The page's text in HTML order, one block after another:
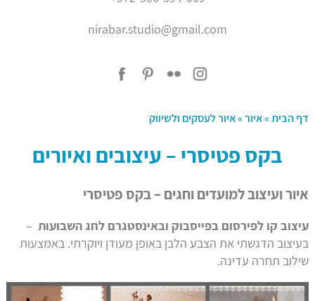
נירה בר
איור
צור קשר
'???? ?????'
nirabar.studio@gmail.com
דף הבית»איור»איור לעסקים ולשיווק
בקס פטיסרי – עיצובים ואיורים
איור ועיצוב למועדים וחגים – בקס פטיסרי
עיצוב קו לפירסום בפייסבוק ובאינסטגרם לחג השבועות–
בעיצוב הדגשתי את הצבע הלבן באופן מעודן ויוקרתי. באמצעות
שילוב תחרה עדינה.